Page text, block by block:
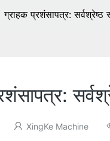
ग्राहक प्रशंसापत्र: सर्वश्रेष्ठ
XingKe Machine